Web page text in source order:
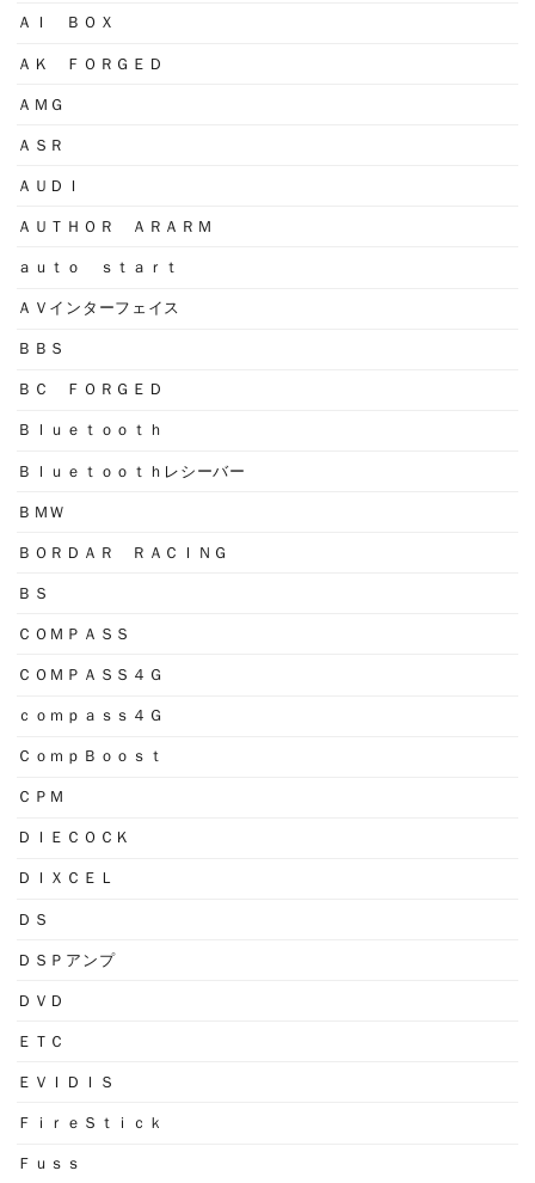
ＡＩ ＢＯＸ
ＡＫ ＦＯＲＧＥＤ
ＡＭＧ
ＡＳＲ
ＡＵＤＩ
ＡＵＴＨＯＲ ＡＲＡＲＭ
ａｕｔｏ ｓｔａｒｔ
ＡＶインターフェイス
ＢＢＳ
ＢＣ ＦＯＲＧＥＤ
Ｂｌｕｅｔｏｏｔｈ
Ｂｌｕｅｔｏｏｔｈレシーバー
ＢＭＷ
ＢＯＲＤＡＲ ＲＡＣＩＮＧ
ＢＳ
ＣＯＭＰＡＳＳ
ＣＯＭＰＡＳＳ４Ｇ
ｃｏｍｐａｓｓ４Ｇ
ＣｏｍｐＢｏｏｓｔ
ＣＰＭ
ＤＩＥＣＯＣＫ
ＤＩＸＣＥＬ
ＤＳ
ＤＳＰアンプ
ＤＶＤ
ＥＴＣ
ＥＶＩＤＩＳ
ＦｉｒｅＳｔｉｃｋ
Ｆｕｓｓ